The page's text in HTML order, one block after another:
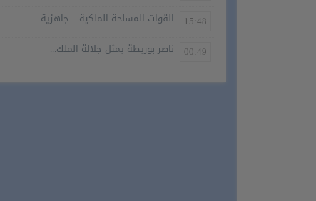
15:48
القوات المسلحة الملكية .. جاهزية...
00:49
ناصر بوريطة يمثل جلالة الملك...